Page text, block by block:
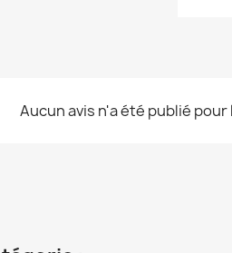
Aucun avis n'a été publié pour